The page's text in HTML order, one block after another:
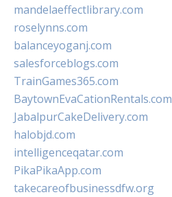
mandelaeffectlibrary.com
roselynns.com
balanceyoganj.com
salesforceblogs.com
TrainGames365.com
BaytownEvaCationRentals.com
JabalpurCakeDelivery.com
halobjd.com
intelligenceqatar.com
PikaPikaApp.com
takecareofbusinessdfw.org